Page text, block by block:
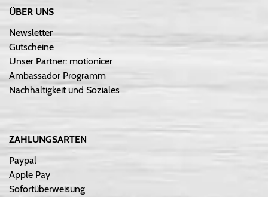
ÜBER UNS
Newsletter
Gutscheine
Unser Partner: motionicer
Ambassador Programm
Nachhaltigkeit und Soziales
ZAHLUNGSARTEN
Paypal
Apple Pay
Sofortüberweisung